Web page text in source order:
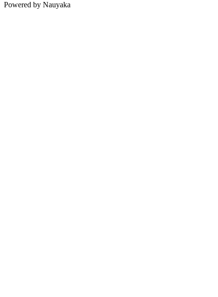
Powered by Nauyaka